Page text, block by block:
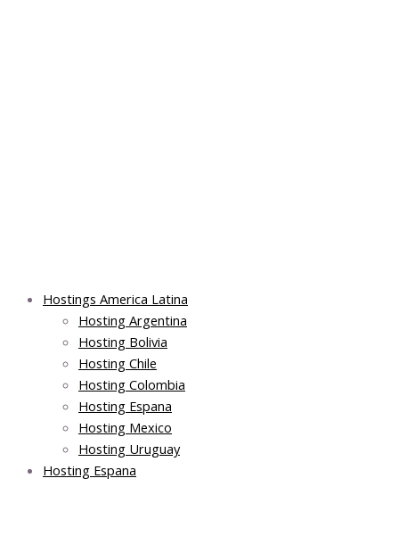
Hostings America Latina
Hosting Argentina
Hosting Bolivia
Hosting Chile
Hosting Colombia
Hosting Espana
Hosting Mexico
Hosting Uruguay
Hosting Espana